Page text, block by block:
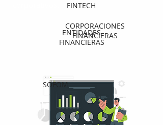
FINTECH
ENTIDADES
FINANCIERAS
CORPORACIONES
FINANCIERAS
SOFOM